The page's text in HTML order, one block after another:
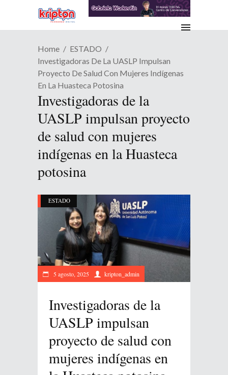
Home
ESTADO
Investigadoras De La UASLP Impulsan
Proyecto De Salud Con Mujeres Indígenas
En La Huasteca Potosina
Investigadoras de la
UASLP impulsan proyecto
de salud con mujeres
indígenas en la Huasteca
potosina
ESTADO
5 agosto, 2025 kripton_admin
Investigadoras de la
UASLP impulsan
proyecto de salud con
mujeres indígenas en